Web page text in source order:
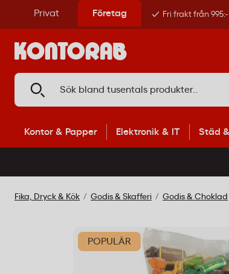
Privat Företag Fri frakt från
Kontor & Papper Elektronik & IT Städ
Fika, Dryck & Kök Godis & Skafferi Godis & Choklad
POPULÄR